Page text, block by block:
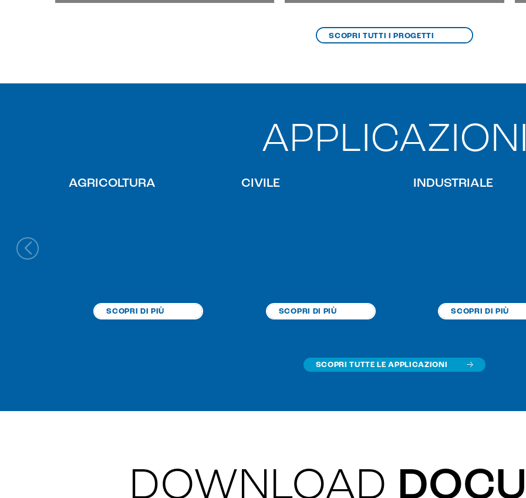
SCOPRI TUTTI I PROGETTI
APPLICAZIONI
AGRICOLTURA
SCOPRI DI PIÙ
CIVILE
SCOPRI DI PIÙ
INDUSTRIALE
SCOPRI DI PIÙ
SCOPRI TUTTE LE APPLICAZIONI
DOWNLOAD